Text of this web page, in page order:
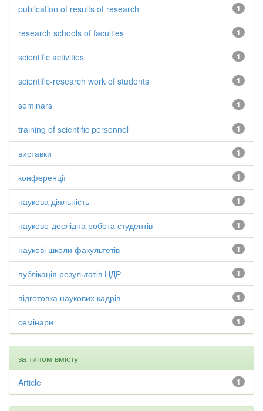
1
publication of results of research
1
research schools of faculties
1
scientific activities
1
scientific-research work of students
1
seminars
1
training of scientific personnel
1
виставки
1
конференції
1
наукова діяльність
1
науково-дослідна робота студентів
1
наукові школи факультетів
1
публікація результатів НДР
1
підготовка наукових кадрів
1
семінари
за типом вмісту
1
Article